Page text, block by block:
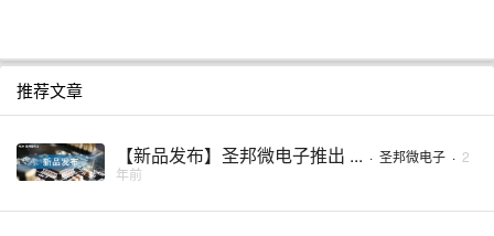
推荐文章
【新品发布】圣邦微电子推出 ... · 圣邦微电子 · 2
年前